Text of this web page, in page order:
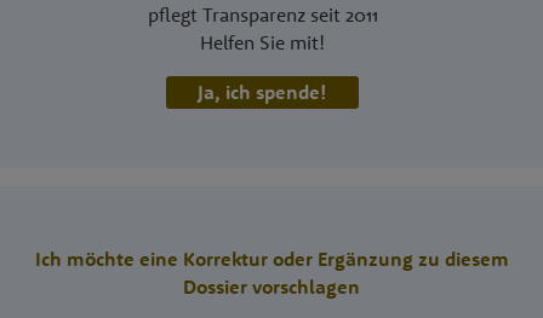
pflegt Transparenz seit 2011
Helfen Sie mit!
Ja, ich spende!
Ich möchte eine Korrektur oder Ergänzung zu diesem
Dossier vorschlagen